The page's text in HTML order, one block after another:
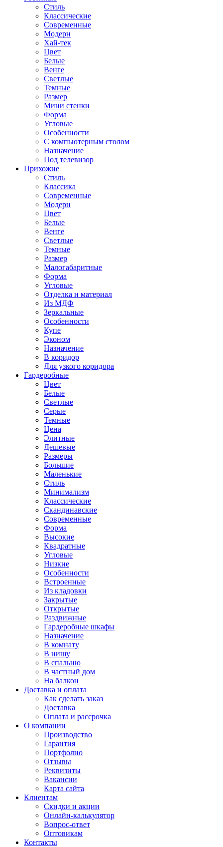
Стиль
Классические
Современные
Модерн
Хай-тек
Цвет
Белые
Венге
Светлые
Темные
Размер
Мини стенки
Форма
Угловые
Особенности
С компьютерным столом
Назначение
Под телевизор
Прихожие
Стиль
Классика
Современные
Модерн
Цвет
Белые
Венге
Светлые
Темные
Размер
Малогабаритные
Форма
Угловые
Отделка и материал
Из МДФ
Зеркальные
Особенности
Купе
Эконом
Назначение
В коридор
Для узкого коридора
Гардеробные
Цвет
Белые
Светлые
Серые
Темные
Цена
Элитные
Дешевые
Размеры
Большие
Маленькие
Стиль
Минимализм
Классические
Скандинавские
Современные
Форма
Высокие
Квадратные
Угловые
Низкие
Особенности
Встроенные
Из кладовки
Закрытые
Открытые
Раздвижные
Гардеробные шкафы
Назначение
В комнату
В нишу
В спальню
В частный дом
На балкон
Доставка и оплата
Как сделать заказ
Доставка
Оплата и рассрочка
О компании
Производство
Гарантия
Портфолио
Отзывы
Реквизиты
Вакансии
Карта сайта
Клиентам
Скидки и акции
Онлайн-калькулятор
Вопрос-ответ
Оптовикам
Контакты